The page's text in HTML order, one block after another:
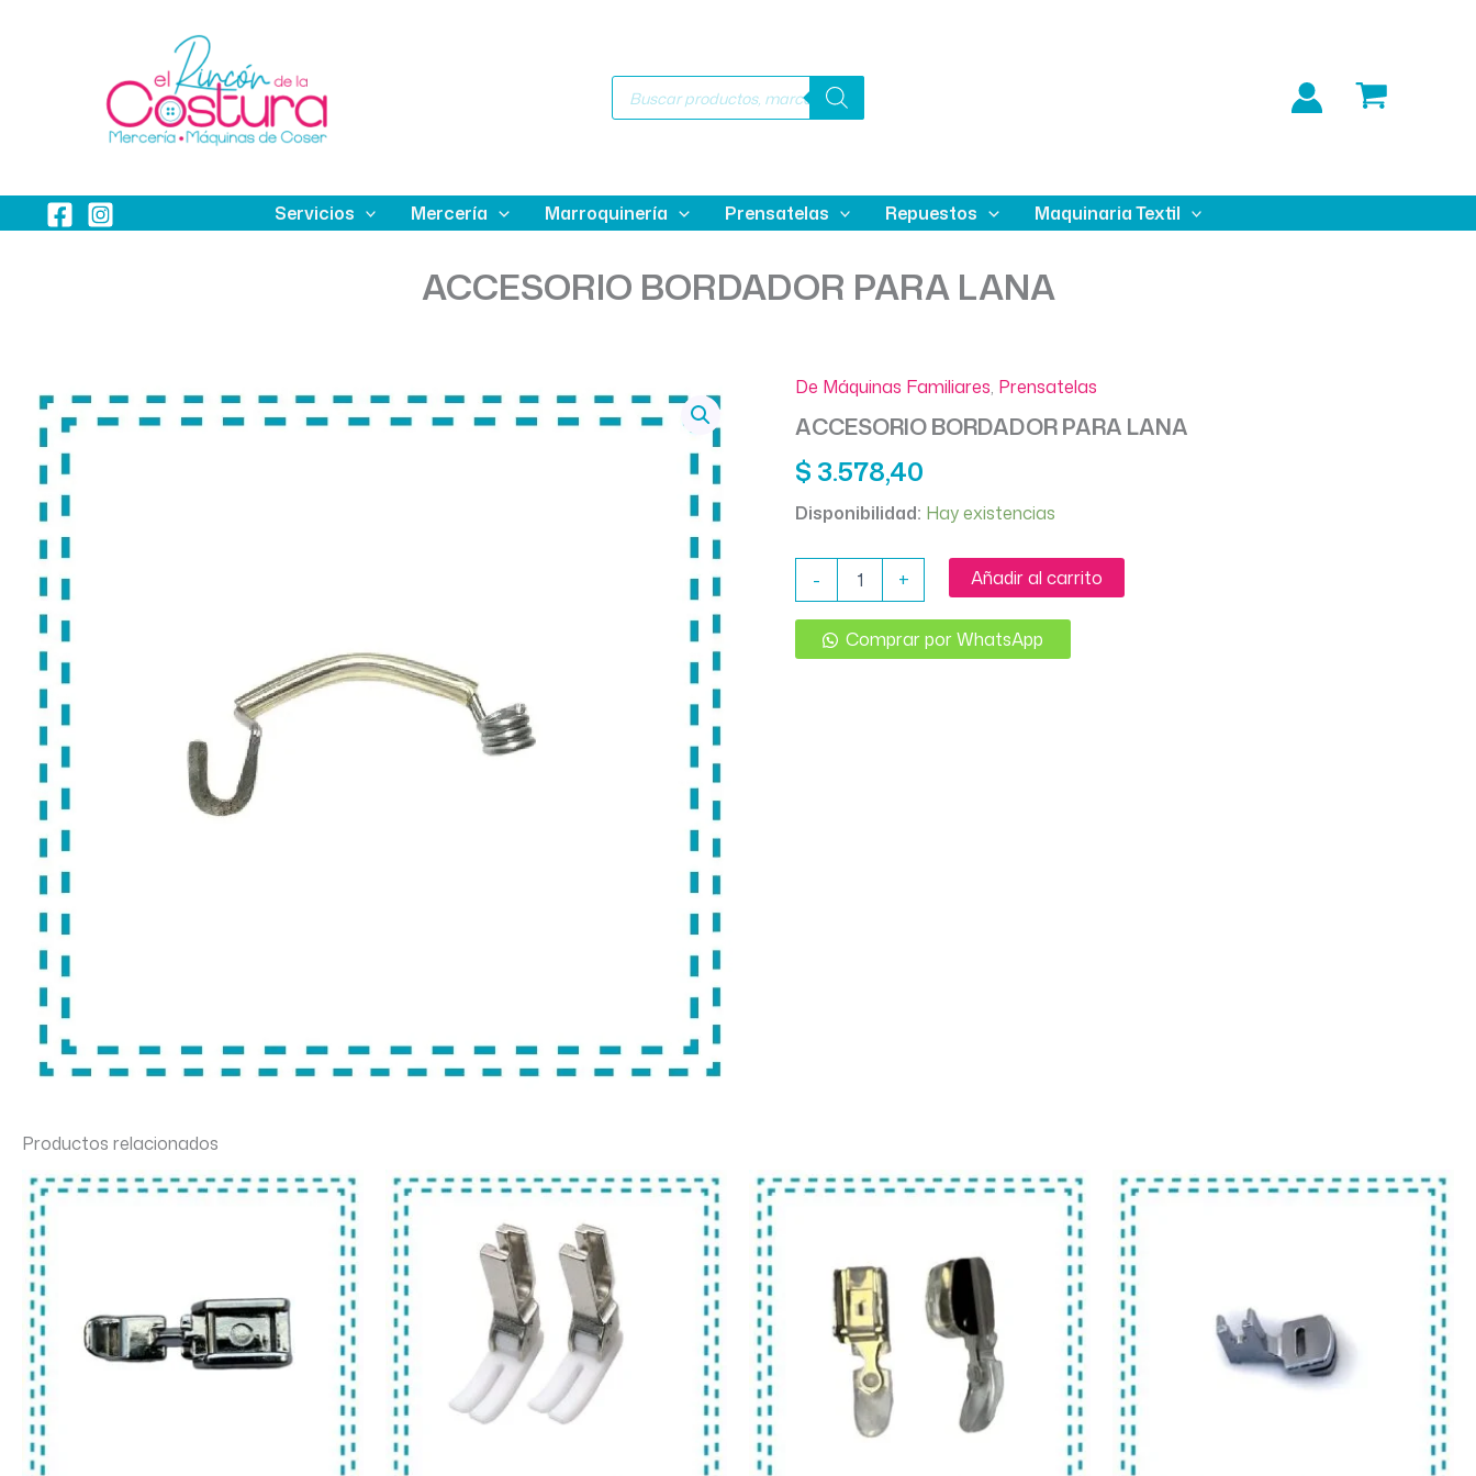
Búsqueda
Servicios Mercería Marroquinería Prensatelas Repuestos Maquinaria Textil
ACCESORIO BORDADOR PARA LANA
De Máquinas Familiares, Prensatelas
ACCESORIO BORDADOR PARA LANA
$ 3.578,40
Disponibilidad: Hay existencias
-
BORDADOR
LANA
cantidad
+ Añadir al carrito
Comprar por WhatsApp
Productos relacionados